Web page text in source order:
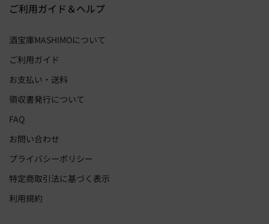
ご利用ガイド＆ヘルプ
酒宝庫MASHIMOについて
ご利用ガイド
お支払い・送料
領収書発行について
FAQ
お問い合わせ
プライバシーポリシー
特定商取引法に基づく表示
利用規約